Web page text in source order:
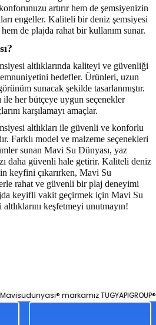
SU ALTI BIÇAĞI
SU ALTI KEŞİF EKİPMANLARI
TEK MASKE DALIŞ GÖZLÜĞÜ
ZIPKIN EKİPMANLARI
ZIPKINLAR
CAN YELEKLERİ
DENİZ YATAKLARI
HAVUZLAR
PLAJ OYUNCAKLARI
POMPA
PİLLİ ÇARPIŞAN DÖNEN ARABALAR
SÜRTMELİ ARABALAR
UÇAK - HELİKOPTER VE DRONE
MODEL MANKEN BEBEKLER
PORSELEN BEBEKLER
UYKU ARKADAŞI
MANYETİK BLOKLAR
TETRİS
YAZI TAHTASI - ABAKÜSLÜ
ZEKA KÜPÜ
TOMBALA
ŞİRİNLER OYUN SETLERİ
SU OYUN SETLERİ
YEMEK OYUN SETLERİ
PALETLER
SCOOTER PATEN VE KAYKAY
300 PARÇA PUZZLE
50 PARÇA PUZZLE
500 PARÇA PUZZLE
ÇOCUK PUZZLE VE YAPBOZLAR
artırır hem de şemsiyenizin
engeller. Kaliteli bir deniz şemsiyesi
hem de plajda rahat bir kullanım sunar.
altlıklarında kaliteyi ve güvenliği
hedefler. Ürünleri, uzun
sunacak şekilde tasarlanmıştır.
ile her bütçeye uygun seçenekler
karşılamayı amaçlar.
altlıkları ile güvenli ve konforlu
Farklı model ve malzeme seçenekleri
sunan Mavi Su Dünyası, yaz
daha güvenli hale getirir. Kaliteli deniz
keyfini çıkarırken, Mavi Su
rahat ve güvenli bir plaj deneyimi
keyifli vakit geçirmek için Mavi Su
keşfetmeyi unutmayın!
markamız